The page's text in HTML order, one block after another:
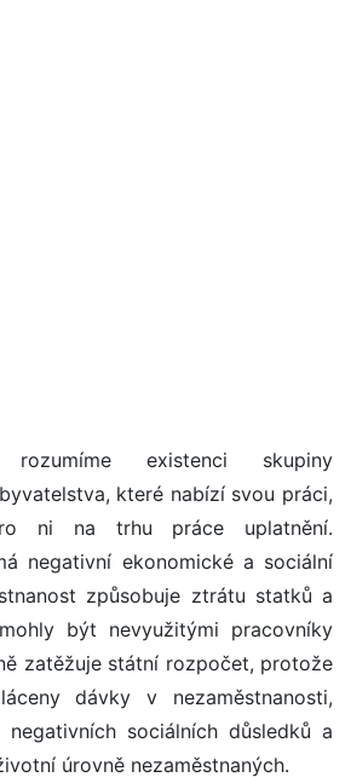
rozumíme existenci skupiny
které nabízí svou práci,
ni na trhu práce uplatnění.
negativní ekonomické a sociální
způsobuje ztrátu statků a
být nevyužitými pracovníky
zatěžuje státní rozpočet, protože
dávky v nezaměstnanosti,
sociálních důsledků a
úrovně nezaměstnaných.